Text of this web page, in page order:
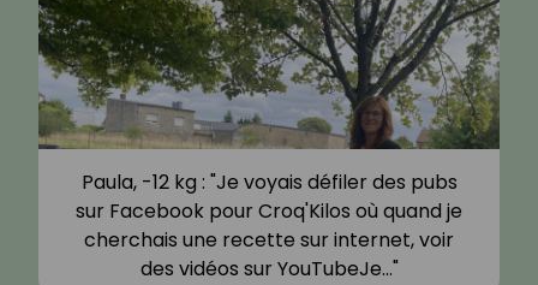
Paula, -12 kg : "Je voyais défiler des pubs
sur Facebook pour Croq'Kilos où quand je
cherchais une recette sur internet, voir
des vidéos sur YouTubeJe…"